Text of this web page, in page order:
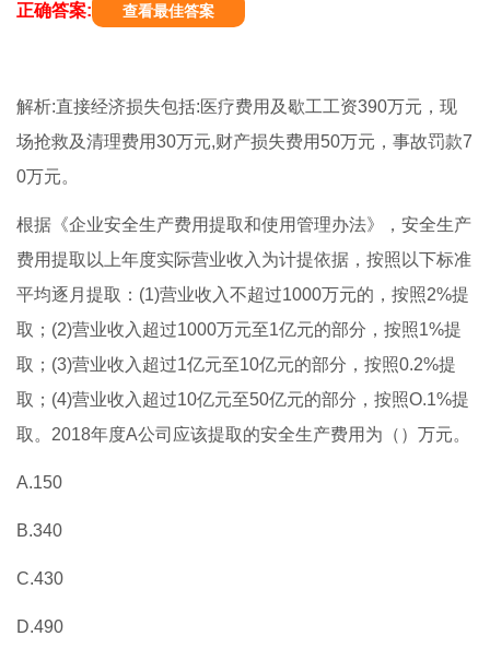
正确答案: 查看最佳答案
解析:直接经济损失包括:医疗费用及歇工工资390万元，现
场抢救及清理费用30万元,财产损失费用50万元，事故罚款7
0万元。
根据《企业安全生产费用提取和使用管理办法》，安全生产
费用提取以上年度实际营业收入为计提依据，按照以下标准
平均逐月提取：(1)营业收入不超过1000万元的，按照2%提
取；(2)营业收入超过1000万元至1亿元的部分，按照1%提
取；(3)营业收入超过1亿元至10亿元的部分，按照0.2%提
取；(4)营业收入超过10亿元至50亿元的部分，按照O.1%提
取。2018年度A公司应该提取的安全生产费用为（）万元。
A.150
B.340
C.430
D.490